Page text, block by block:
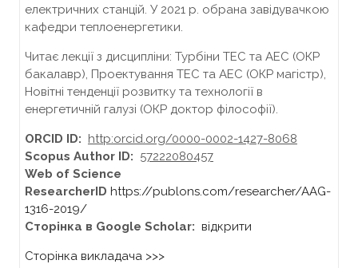
електричних станцій. У 2021 р. обрана завідувачкою
кафедри теплоенергетики.
Читає лекції з дисципліни: Турбіни ТЕС та АЕС (ОКР
бакалавр), Проектування ТЕС та АЕС (ОКР магістр),
Новітні тенденції розвитку та технології в
енергетичній галузі (ОКР доктор філософії).
ORCID ID: http:orcid.org/0000-0002-1427-8068
Scopus Author ID: 57222080457
Web of Science
ResearcherID https://publons.com/researcher/AAG-
1316-2019/
Сторінка в Google Scholar: відкрити
Сторінка викладача >>>